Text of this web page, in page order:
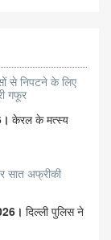
से निपटने के लिए
गफूर
केरल के मत्स्य
सात अफ्रीकी
दिल्ली पुलिस ने